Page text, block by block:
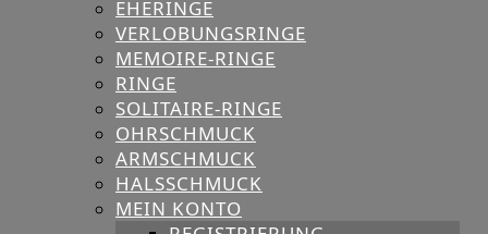
EHERINGE
VERLOBUNGSRINGE
MEMOIRE-RINGE
RINGE
SOLITAIRE-RINGE
OHRSCHMUCK
ARMSCHMUCK
HALSSCHMUCK
MEIN KONTO